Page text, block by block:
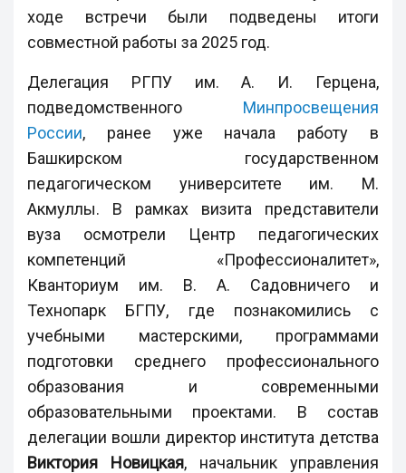
ходе встречи были подведены итоги
совместной работы за 2025 год.
Делегация РГПУ им. А. И. Герцена,
подведомственного Минпросвещения
России, ранее уже начала работу в
Башкирском государственном
педагогическом университете им. М.
Акмуллы. В рамках визита представители
вуза осмотрели Центр педагогических
компетенций «Профессионалитет»,
Кванториум им. В. А. Садовничего и
Технопарк БГПУ, где познакомились с
учебными мастерскими, программами
подготовки среднего профессионального
образования и современными
образовательными проектами. В состав
делегации вошли директор института детства
Виктория Новицкая, начальник управления